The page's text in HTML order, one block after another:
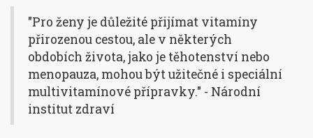
"Pro ženy je důležité přijímat vitamíny
přirozenou cestou, ale v některých
obdobích života, jako je těhotenství nebo
menopauza, mohou být užitečné i speciální
multivitamínové přípravky." - Národní
institut zdraví